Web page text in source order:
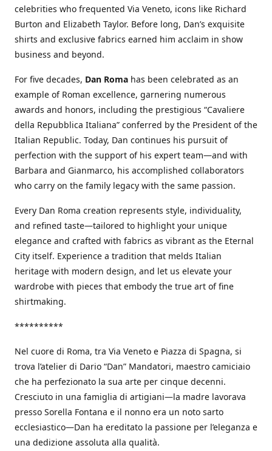
celebrities who frequented Via Veneto, icons like Richard
Burton and Elizabeth Taylor. Before long, Dan’s exquisite
shirts and exclusive fabrics earned him acclaim in show
business and beyond.
For five decades, Dan Roma has been celebrated as an
example of Roman excellence, garnering numerous
awards and honors, including the prestigious “Cavaliere
della Repubblica Italiana” conferred by the President of the
Italian Republic. Today, Dan continues his pursuit of
perfection with the support of his expert team—and with
Barbara and Gianmarco, his accomplished collaborators
who carry on the family legacy with the same passion.
Every Dan Roma creation represents style, individuality,
and refined taste—tailored to highlight your unique
elegance and crafted with fabrics as vibrant as the Eternal
City itself. Experience a tradition that melds Italian
heritage with modern design, and let us elevate your
wardrobe with pieces that embody the true art of fine
shirtmaking.
**********
Nel cuore di Roma, tra Via Veneto e Piazza di Spagna, si
trova l’atelier di Dario “Dan” Mandatori, maestro camiciaio
che ha perfezionato la sua arte per cinque decenni.
Cresciuto in una famiglia di artigiani—la madre lavorava
presso Sorella Fontana e il nonno era un noto sarto
ecclesiastico—Dan ha ereditato la passione per l’eleganza e
una dedizione assoluta alla qualità.